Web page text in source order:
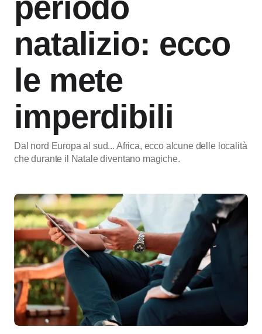
natalizio: ecco
le mete
imperdibili
Dal nord Europa al sud... Africa, ecco alcune delle località
che durante il Natale diventano magiche.